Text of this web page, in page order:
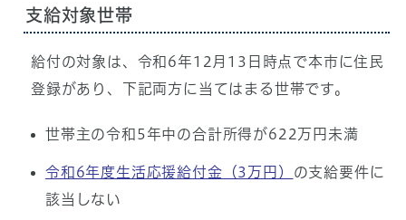
支給対象世帯
給付の対象は、令和6年12月13日時点で本市に住民
登録があり、下記両方に当てはまる世帯です。
世帯主の令和5年中の合計所得が622万円未満
令和6年度生活応援給付金（3万円） の支給要件に
該当しない